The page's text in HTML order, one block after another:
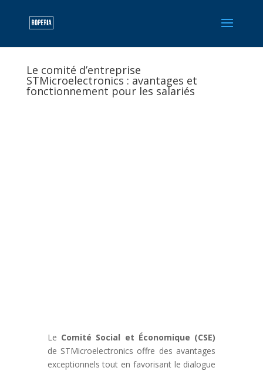
Le comité d’entreprise
STMicroelectronics : avantages et
fonctionnement pour les salariés
Le Comité Social et Économique (CSE)
de STMicroelectronics offre des avantages
exceptionnels tout en favorisant le dialogue